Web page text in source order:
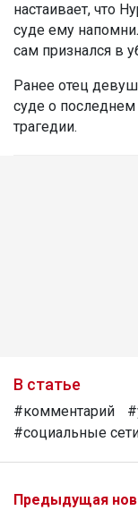
настаивает, что
суде ему
сам признался в
Ранее отец
суде о
трагедии.
В статье
#комментарий
#социальные
Предыдущая